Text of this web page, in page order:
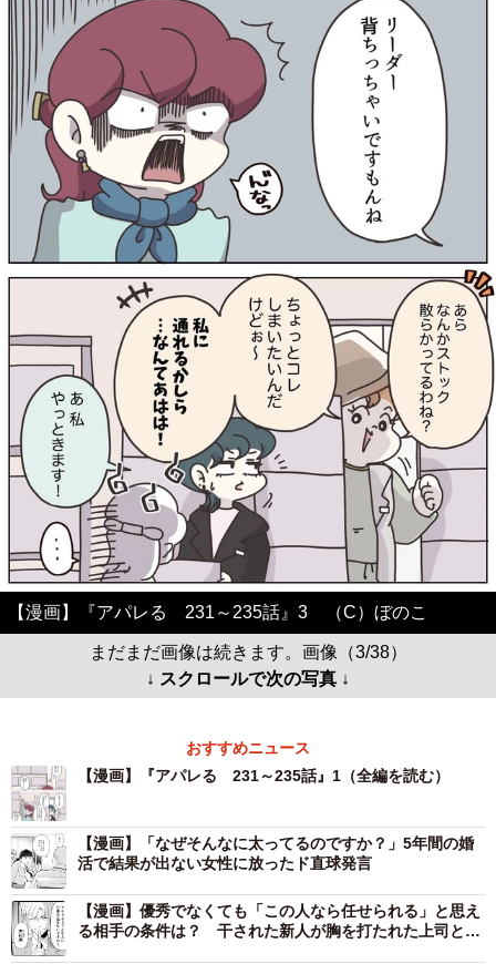
【漫画】『アパレる 231～235話』3 （C）ぼのこ
まだまだ画像は続きます。画像（3/38）
↓ スクロールで次の写真 ↓
おすすめニュース
【漫画】『アパレる 231～235話』1（全編を読む）
【漫画】「なぜそんなに太ってるのですか？」5年間の婚
活で結果が出ない女性に放ったド直球発言
【漫画】優秀でなくても「この人なら任せられる」と思え
る相手の条件は？ 干された新人が胸を打たれた上司との